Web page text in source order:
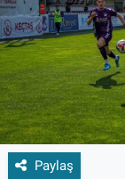
Paylaş